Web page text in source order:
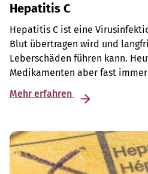
Hepatitis C
Hepatitis C ist eine
Blut übertragen wird und
Leberschäden führen kann.
Medikamenten aber fast
Mehr erfahren